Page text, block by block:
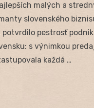
malých a
slovenského
potvrdilo pestrosť
s výnimkou
každá …